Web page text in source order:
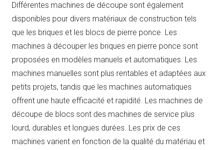
Différentes machines de découpe sont également
disponibles pour divers matériaux de construction tels
que les briques et les blocs de pierre ponce. Les
machines à découper les briques en pierre ponce sont
proposées en modèles manuels et automatiques. Les
machines manuelles sont plus rentables et adaptées aux
petits projets, tandis que les machines automatiques
offrent une haute efficacité et rapidité. Les machines de
découpe de blocs sont des machines de service plus
lourd, durables et longues durées. Les prix de ces
machines varient en fonction de la qualité du matériau et